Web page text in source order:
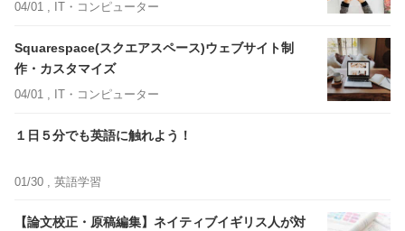
04/01 , IT・コンピューター
Squarespace(スクエアスペース)ウェブサイト制
作・カスタマイズ
04/01 , IT・コンピューター
１日５分でも英語に触れよう！
01/30 , 英語学習
【論文校正・原稿編集】ネイティブイギリス人が対